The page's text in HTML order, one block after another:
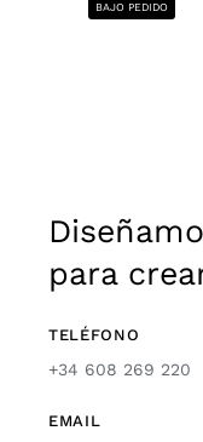
BAJO PEDIDO
para
TELÉFONO
+34 608 269 220
EMAIL